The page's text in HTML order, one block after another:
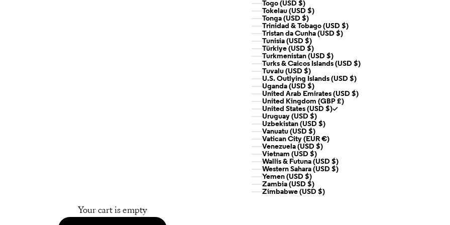
Togo (USD $)
Tokelau (USD $)
Tonga (USD $)
Trinidad & Tobago (USD $)
Tristan da Cunha (USD $)
Tunisia (USD $)
Türkiye (USD $)
Turkmenistan (USD $)
Turks & Caicos Islands (USD $)
Tuvalu (USD $)
U.S. Outlying Islands (USD $)
Uganda (USD $)
United Arab Emirates (USD $)
United Kingdom (GBP £)
United States (USD $)
Uruguay (USD $)
Uzbekistan (USD $)
Vanuatu (USD $)
Vatican City (EUR €)
Venezuela (USD $)
Vietnam (USD $)
Wallis & Futuna (USD $)
Western Sahara (USD $)
Yemen (USD $)
Zambia (USD $)
Zimbabwe (USD $)
Your cart is empty